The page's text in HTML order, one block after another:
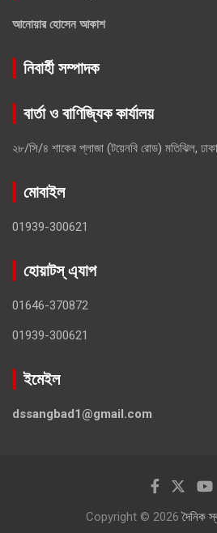
আনোয়ার হোসেন আকাশ
নিবার্হী সম্পাদক
বার্তা ও বাণিজ্যিক কার্যালয়
২৮/সি/৪ শাকের প্লাজা (টয়েনবি রোড) মতিঝিল,
মোবাইল
01939-300621
হোয়াটস্ এ্যাপ
01646-370872
01939-300621
ইমেইল
dssangbad1@gmail.com
Copyright © 2026দৈনিক